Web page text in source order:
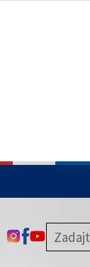
ODKAZ SA
ODKAZ SA
ODKAZ SA